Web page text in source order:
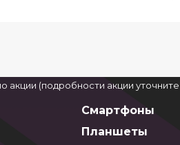
акции (подробности акции
Смартфоны
Планшеты